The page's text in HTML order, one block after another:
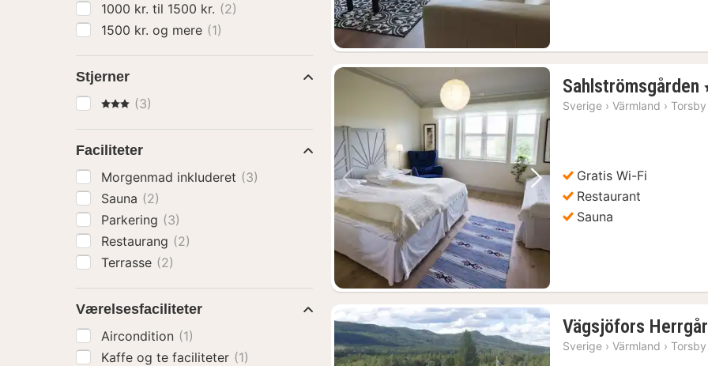
Forrige billede Næste billede
Sahlströmsgården ,
Sverige › Värmland › Torsby
Gratis Wi-Fi
Restaurant
Sauna
Vägsjöfors
Sverige › Värmland › Torsby
1000 kr. til 1500 kr. (2)
1500 kr. og mere (1)
Stjerner
3 Stjerner
(3)
Faciliteter
Morgenmad inkluderet (3)
Sauna (2)
Parkering (3)
Restaurang (2)
Terrasse (2)
Værelsesfaciliteter
Aircondition (1)
Kaffe og te faciliteter (1)